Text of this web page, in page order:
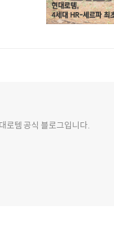
템 공식 블로그입니다.